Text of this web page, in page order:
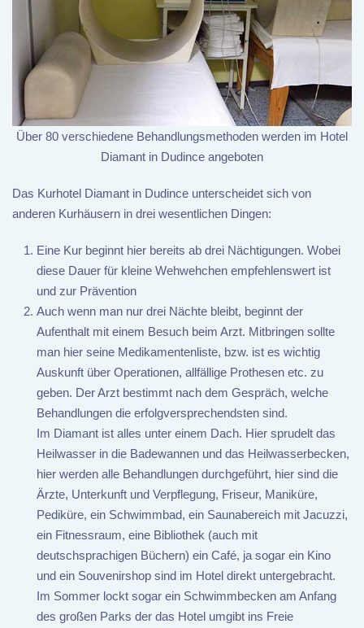
Über 80 verschiedene Behandlungsmethoden werden im Hotel
Diamant in Dudince angeboten
Das Kurhotel Diamant in Dudince unterscheidet sich von
anderen Kurhäusern in drei wesentlichen Dingen:
Eine Kur beginnt hier bereits ab drei Nächtigungen. Wobei
diese Dauer für kleine Wehwehchen empfehlenswert ist
und zur Prävention
Auch wenn man nur drei Nächte bleibt, beginnt der
Aufenthalt mit einem Besuch beim Arzt. Mitbringen sollte
man hier seine Medikamentenliste, bzw. ist es wichtig
Auskunft über Operationen, allfällige Prothesen etc. zu
geben. Der Arzt bestimmt nach dem Gespräch, welche
Behandlungen die erfolgversprechendsten sind.
Im Diamant ist alles unter einem Dach. Hier sprudelt das
Heilwasser in die Badewannen und das Heilwasserbecken,
hier werden alle Behandlungen durchgeführt, hier sind die
Ärzte, Unterkunft und Verpflegung, Friseur, Maniküre,
Pediküre, ein Schwimmbad, ein Saunabereich mit Jacuzzi,
ein Fitnessraum, eine Bibliothek (auch mit
deutschsprachigen Büchern) ein Café, ja sogar ein Kino
und ein Souvenirshop sind im Hotel direkt untergebracht.
Im Sommer lockt sogar ein Schwimmbecken am Anfang
des großen Parks der das Hotel umgibt ins Freie